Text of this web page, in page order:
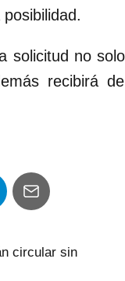
solicitud no
recibirá
circular sin